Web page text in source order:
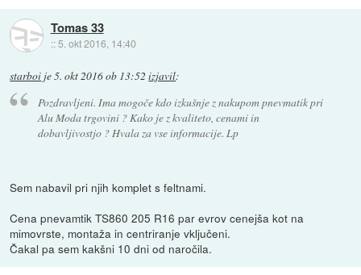
Tomas 33
:: 5. okt 2016, 14:40
starboi je5. okt 2016 ob 13:52 izjavil:
Pozdravljeni. Ima mogoče kdo izkušnje z nakupom pnevmatik pri
Alu Moda trgovini ? Kako je z kvaliteto, cenami in
dobavljivostjo ? Hvala za vse informacije. Lp
Sem nabavil pri njih komplet s feltnami.
Cena pnevamtik TS860 205 R16 par evrov cenejša kot na
mimovrste, montaža in centriranje vključeni.
Čakal pa sem kakšni 10 dni od naročila.